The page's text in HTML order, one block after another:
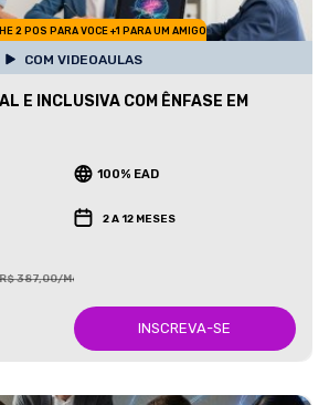
2 POS PARA VOCE +1 PARA UM AMIGO
COM VIDEOAULAS
E INCLUSIVA COM ÊNFASE EM
100% EAD
2 A 12 MESES
387,00/Mês
INSCREVA-SE